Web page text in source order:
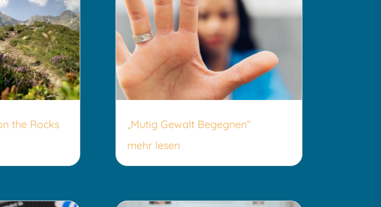
the Rocks
„Mutig Gewalt Begegnen“
mehr lesen